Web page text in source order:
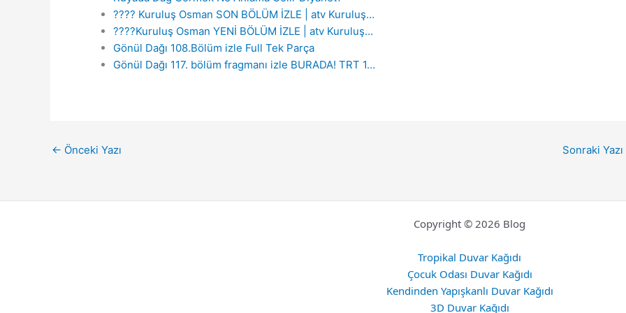
???? Kuruluş Osman SON BÖLÜM İZLE | atv Kuruluş…
????Kuruluş Osman YENİ BÖLÜM İZLE | atv Kuruluş…
Gönül Dağı 108.Bölüm izle Full Tek Parça
Gönül Dağı 117. bölüm fragmanı izle BURADA! TRT 1…
← Önceki Yazı Sonraki Yazı
Copyright © 2026 Blog
Tropikal Duvar Kağıdı
Çocuk Odası Duvar Kağıdı
Kendinden Yapışkanlı Duvar Kağıdı
3D Duvar Kağıdı